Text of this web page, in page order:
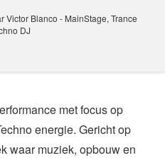
Victor Blanco - MainStage, Trance
DJ
met focus op
energie. Gericht op
waar muziek, opbouw en